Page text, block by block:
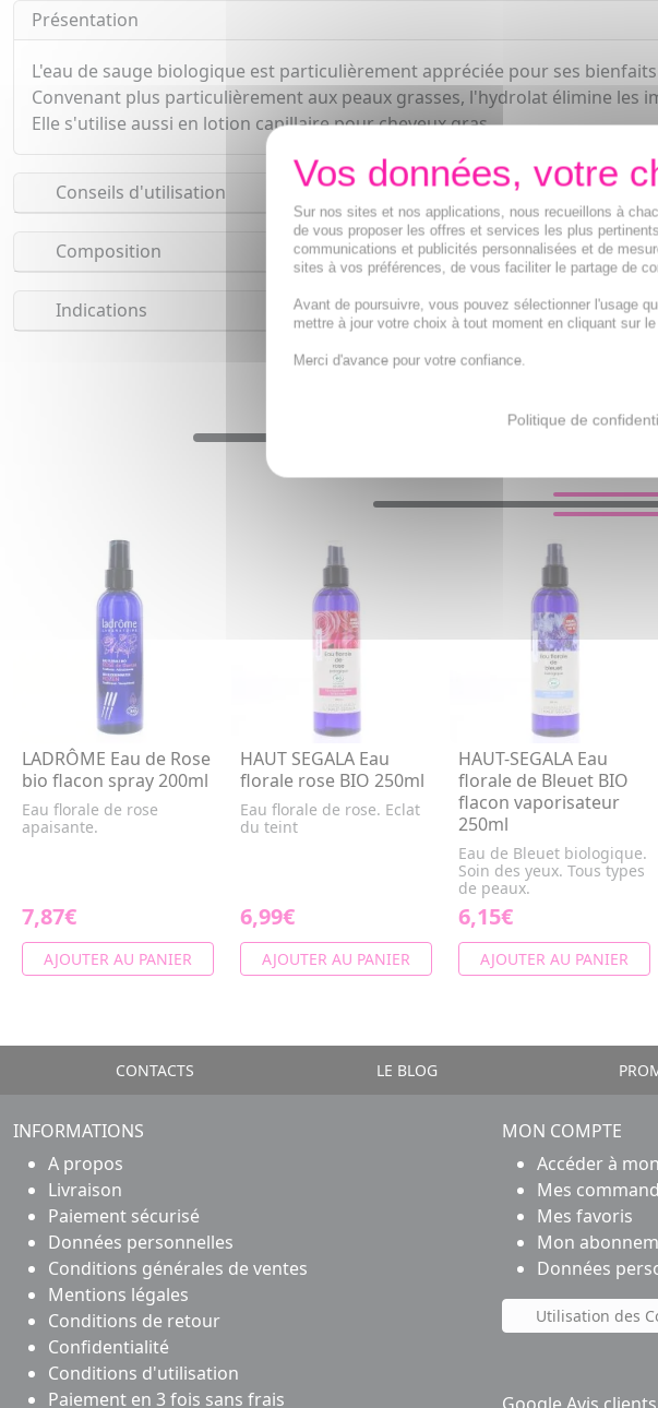
Présentation
L'eau de sauge biologique est particulièrement appréciée pour ses
Convenant plus particulièrement aux peaux grasses, l'hydrolat élimine les
Elle s'utilise aussi en lotion capillaire pour cheveux gras.
Conseils d'utilisation
Composition
Indications
LADRÔME Eau de Rose
bio flacon spray 200ml
Eau florale de rose
apaisante.
7,87€
AJOUTER AU PANIER
HAUT SEGALA Eau
florale rose BIO 250ml
Eau florale de rose. Eclat
du teint
6,99€
AJOUTER AU PANIER
HAUT-SEGALA Eau
florale de Bleuet BIO
flacon vaporisateur
250ml
Eau de Bleuet biologique.
Soin des yeux. Tous types
de peaux.
6,15€
AJOUTER AU PANIER
CONTACTS LE BLOG
INFORMATIONS
A propos
Livraison
Paiement sécurisé
Données personnelles
Conditions générales de ventes
Mentions légales
Conditions de retour
Confidentialité
Conditions d'utilisation
Paiement en 3 fois sans frais
MON COMPTE
Accéder à
Mes
Mes favoris
Mon
Données
Utilisation des
Sur nos sites et nos applications, nous recueillons à
de vous proposer les offres et services les plus
communications et publicités personnalisées et de
sites à vos préférences, de vous faciliter le partage de
Avant de poursuivre, vous pouvez sélectionner l'usage
mettre à jour votre choix à tout moment en cliquant sur
Merci d'avance pour votre confiance.
Politique de